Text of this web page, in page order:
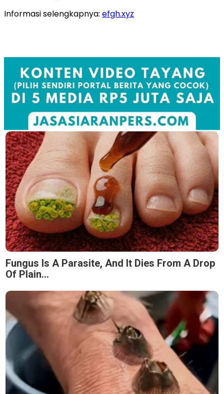
Informasi selengkapnya: efgh.xyz
Fungus Is A Parasite, And It Dies From A Drop
Of Plain...